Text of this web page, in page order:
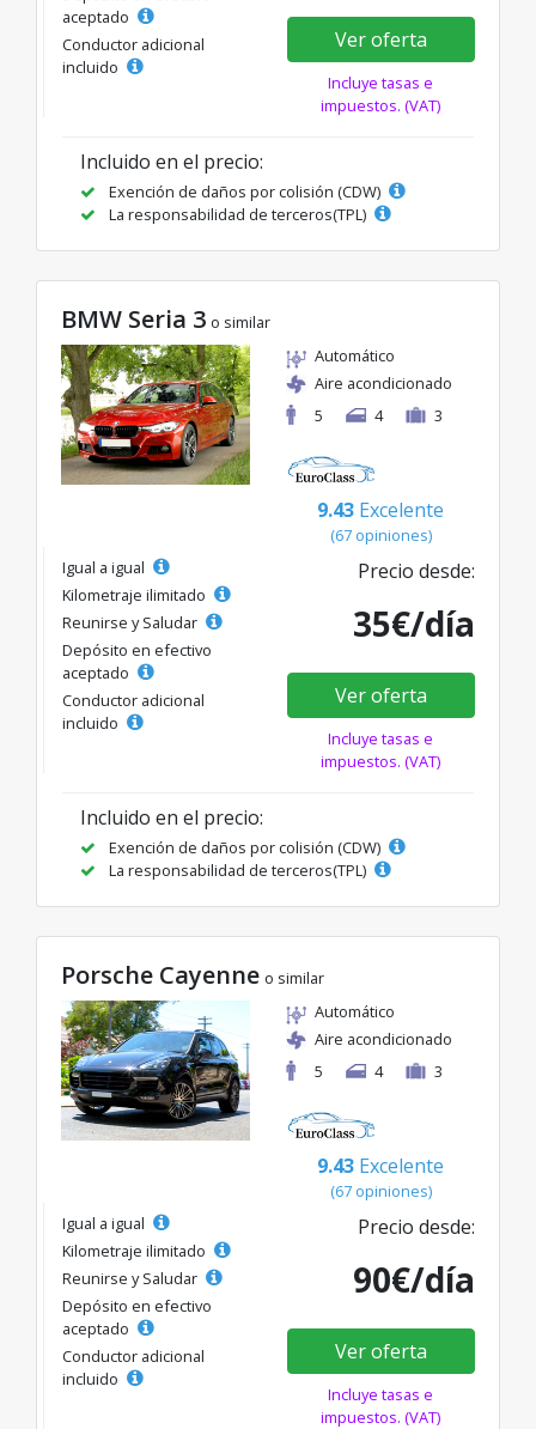
aceptado
Conductor adicional
incluido
Ver oferta
Incluye tasas e
impuestos. (VAT)
Incluido en el precio:
Exención de daños por colisión (CDW)
La responsabilidad de terceros(TPL)
BMW Seria 3 o similar
Automático
Aire acondicionado
5
4 3
9.43 Excelente
(67 opiniones)
Igual a igual
Kilometraje ilimitado
Reunirse y Saludar
Depósito en efectivo
aceptado
Conductor adicional
incluido
Precio desde:
35€/día
Ver oferta
Incluye tasas e
impuestos. (VAT)
Incluido en el precio:
Exención de daños por colisión (CDW)
La responsabilidad de terceros(TPL)
Porsche Cayenne o similar
Automático
Aire acondicionado
5
4 3
9.43 Excelente
(67 opiniones)
Igual a igual
Kilometraje ilimitado
Reunirse y Saludar
Depósito en efectivo
aceptado
Conductor adicional
incluido
Precio desde:
90€/día
Ver oferta
Incluye tasas e
impuestos. (VAT)